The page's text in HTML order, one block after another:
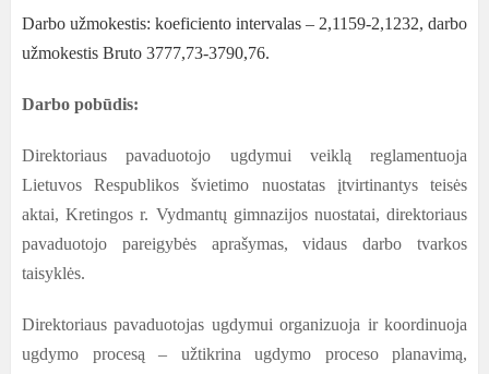
Darbo užmokestis: koeficiento intervalas – 2,1159-2,1232, darbo
užmokestis Bruto 3777,73-3790,76.
Darbo pobūdis:
Direktoriaus pavaduotojo ugdymui veiklą reglamentuoja
Lietuvos Respublikos švietimo nuostatas įtvirtinantys teisės
aktai, Kretingos r. Vydmantų gimnazijos nuostatai, direktoriaus
pavaduotojo pareigybės aprašymas, vidaus darbo tvarkos
taisyklės.
Direktoriaus pavaduotojas ugdymui organizuoja ir koordinuoja
ugdymo procesą – užtikrina ugdymo proceso planavimą,